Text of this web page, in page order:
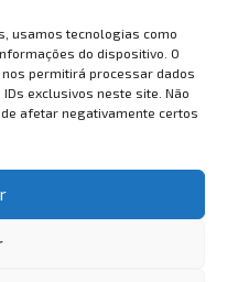
usamos tecnologias como
do dispositivo. O
permitirá processar dados
exclusivos neste site. Não
afetar negativamente certos